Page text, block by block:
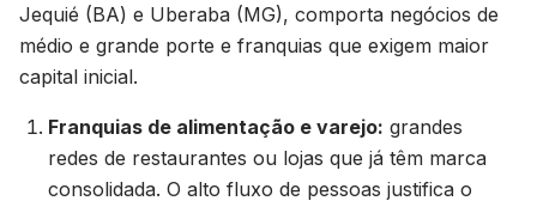
Jequié (BA) e Uberaba (MG), comporta negócios de
médio e grande porte e franquias que exigem maior
capital inicial.
Franquias de alimentação e varejo: grandes
redes de restaurantes ou lojas que já têm marca
consolidada. O alto fluxo de pessoas justifica o